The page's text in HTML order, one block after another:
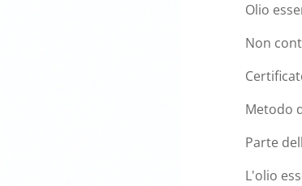
Olio
Non
Metodo
Parte
L'olio